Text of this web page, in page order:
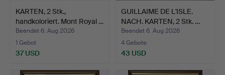
KARTEN, 2 Stk.,
handkoloriert. Mont Royal …
Beendet 6. Aug 2026
1 Gebot
37 USD
GUILLAIME DE L'ISLE.
NACH. KARTEN, 2 Stk. …
Beendet 6. Aug 2026
4 Gebote
43 USD